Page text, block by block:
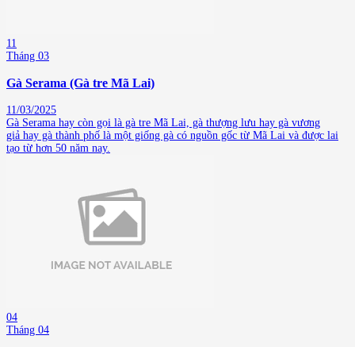
11
Tháng 03
Gà Serama (Gà tre Mã Lai)
11/03/2025
Gà Serama hay còn gọi là gà tre Mã Lai, gà thượng lưu hay gà vương
giả hay gà thành phố là một giống gà có nguồn gốc từ Mã Lai và được lai
tạo từ hơn 50 năm nay.
04
Tháng 04